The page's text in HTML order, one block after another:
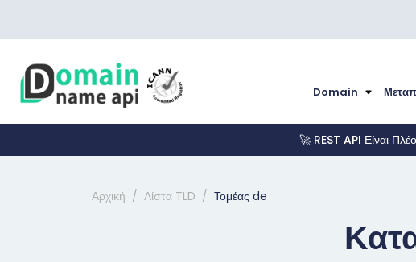
Domain
🚀 REST API Είναι
Αρχική Λίστα TLD Τομέας de